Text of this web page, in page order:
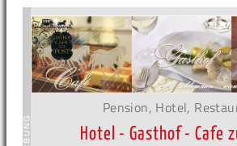
Pension, Hotel,
Hotel - Gasthof - Cafe